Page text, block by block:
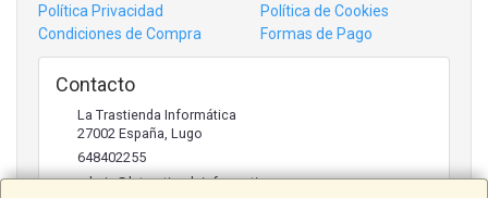
Política Privacidad
Política de Cookies
Condiciones de Compra
Formas de Pago
Contacto
La Trastienda Informática
27002 España Lugo
648402255
admin@latrastiendainformatica.com